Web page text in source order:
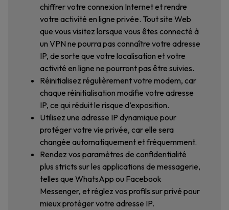
chiffrer votre connexion Internet et rendre
votre activité en ligne privée. Tout site Web
que vous visitez lorsque vous êtes connecté à
un VPN ne pourra pas connaître votre adresse
IP, de sorte que votre localisation et votre
activité en ligne ne pourront pas être suivies.
Réinitialisez régulièrement votre modem, car
chaque réinitialisation modifie votre adresse
IP, ce qui réduit le risque d’exposition.
Utilisez une adresse IP dynamique pour
protéger votre vie privée, car elle sera
changée automatiquement et fréquemment.
Rendez vos paramètres de confidentialité
plus stricts sur les applications de messagerie,
telles que WhatsApp ou Facebook
Messenger, et réglez vos profils sur privé pour
mieux protéger votre adresse IP.